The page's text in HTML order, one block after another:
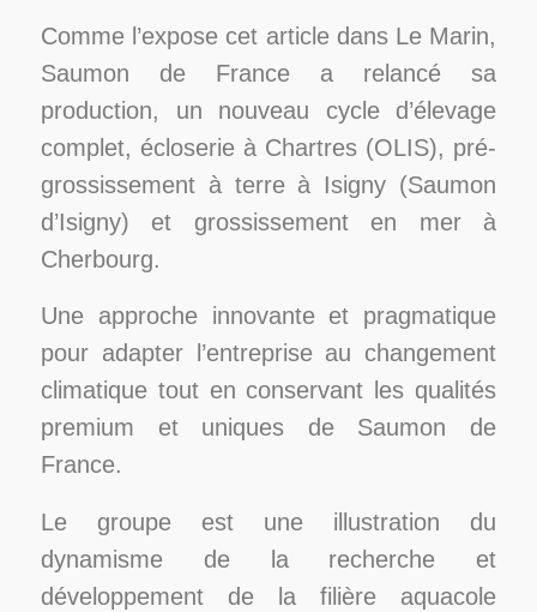
Comme l’expose cet article dans Le Marin,
Saumon de France a relancé sa
production, un nouveau cycle d’élevage
complet, écloserie à Chartres (OLIS), pré-
grossissement à terre à Isigny (Saumon
d’Isigny) et grossissement en mer à
Cherbourg.
Une approche innovante et pragmatique
pour adapter l’entreprise au changement
climatique tout en conservant les qualités
premium et uniques de Saumon de
France.
Le groupe est une illustration du
dynamisme de la recherche et
développement de la filière aquacole